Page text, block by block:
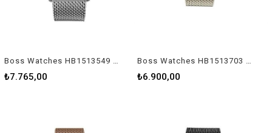
₺7.765,00 ₺6.900,00